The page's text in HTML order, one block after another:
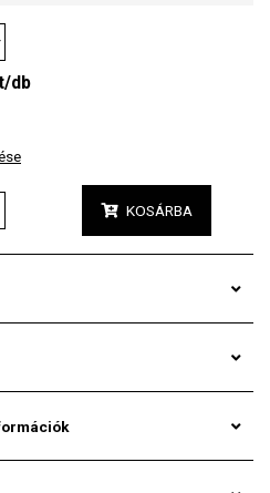
db
KOSÁRBA